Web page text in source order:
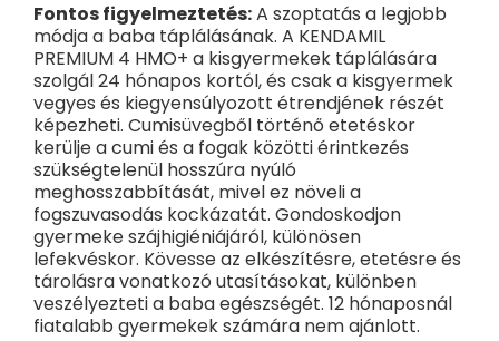
Fontos figyelmeztetés:A szoptatás a legjobb
módja a baba táplálásának. A KENDAMIL
PREMIUM 4 HMO+ a kisgyermekek táplálására
szolgál 24 hónapos kortól, és csak a kisgyermek
vegyes és kiegyensúlyozott étrendjének részét
képezheti. Cumisüvegből történő etetéskor
kerülje a cumi és a fogak közötti érintkezés
szükségtelenül hosszúra nyúló
meghosszabbítását, mivel ez növeli a
fogszuvasodás kockázatát. Gondoskodjon
gyermeke szájhigiéniájáról, különösen
lefekvéskor. Kövesse az elkészítésre, etetésre és
tárolásra vonatkozó utasításokat, különben
veszélyezteti a baba egészségét. 12 hónaposnál
fiatalabb gyermekek számára nem ajánlott.